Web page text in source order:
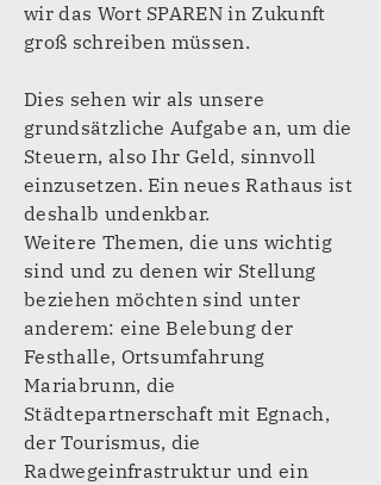
wir das Wort SPAREN in Zukunft
groß schreiben müssen.
Dies sehen wir als unsere
grundsätzliche Aufgabe an, um die
Steuern, also Ihr Geld, sinnvoll
einzusetzen. Ein neues Rathaus ist
deshalb undenkbar.
Weitere Themen, die uns wichtig
sind und zu denen wir Stellung
beziehen möchten sind unter
anderem: eine Belebung der
Festhalle, Ortsumfahrung
Mariabrunn, die
Städtepartnerschaft mit Egnach,
der Tourismus, die
Radwegeinfrastruktur und ein